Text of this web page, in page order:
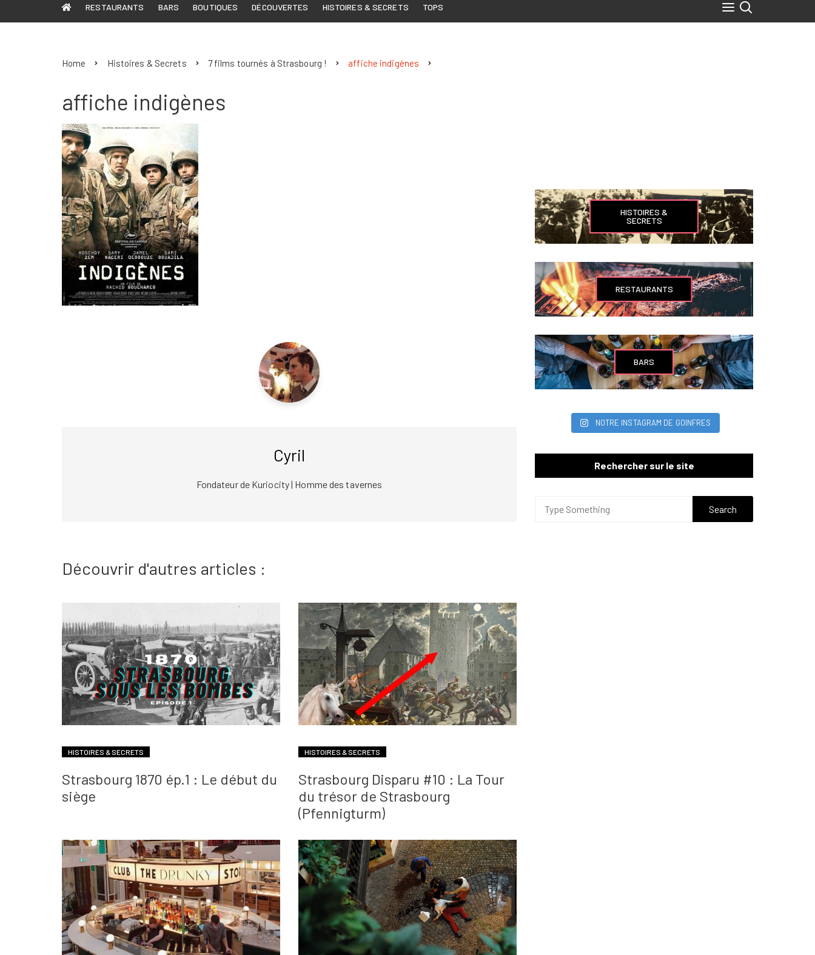
RESTAURANTS BARS BOUTIQUES DÉCOUVERTES HISTOIRES & SECRETS TOPS
Home Histoires & Secrets 7 films tournés à Strasbourg ! affiche indigènes
affiche indigènes
Cyril
Fondateur de Kuriocity | Homme des tavernes
Découvrir d'autres articles :
HISTOIRES & SECRETS
Strasbourg 1870 ép.1 : Le début du
siège
HISTOIRES & SECRETS
Strasbourg Disparu #10 : La Tour
du trésor de Strasbourg
(Pfennigturm)
HISTOIRES &
SECRETS
RESTAURANTS
BARS
NOTRE INSTAGRAM DE GOINFRES
Rechercher sur le site